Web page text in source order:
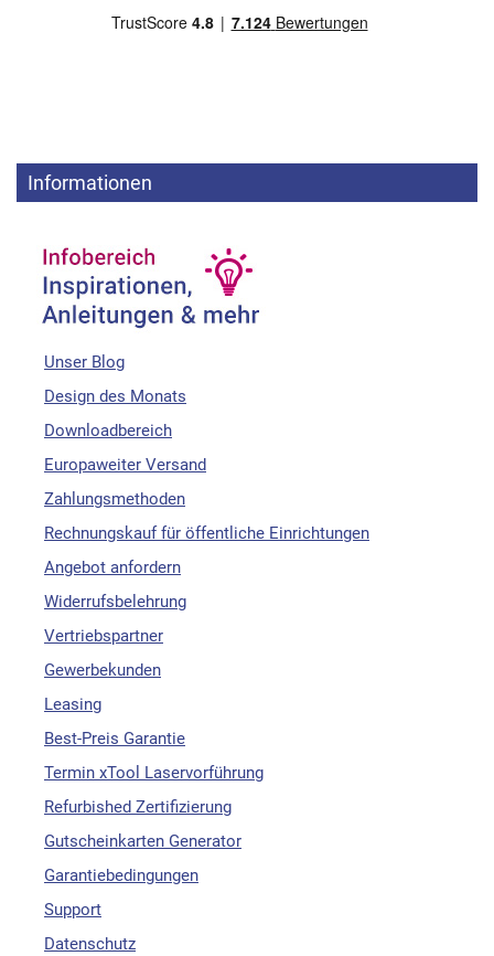
Informationen
Unser Blog
Design des Monats
Downloadbereich
Europaweiter Versand
Zahlungsmethoden
Rechnungskauf für öffentliche Einrichtungen
Angebot anfordern
Widerrufsbelehrung
Vertriebspartner
Gewerbekunden
Leasing
Best-Preis Garantie
Termin xTool Laservorführung
Refurbished Zertifizierung
Gutscheinkarten Generator
Garantiebedingungen
Support
Datenschutz